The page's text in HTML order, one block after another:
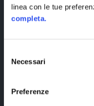
linea con le tue
completa.
delNecessari
Preferenze
05894340966